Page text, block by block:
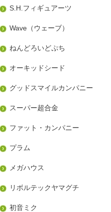
S.H.フィギュアーツ
Wave（ウェーブ）
ねんどろいどぷち
オーキッドシード
グッドスマイルカンパニー
スーパー超合金
ファット・カンパニー
プラム
メガハウス
リボルテックヤマグチ
初音ミク